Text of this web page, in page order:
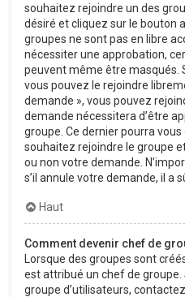
souhaitez rejoindre un des
désiré et cliquez sur le bouton
groupes ne sont pas en libre
nécessiter une approbation,
peuvent même être masqués.
vous pouvez le rejoindre
demande », vous pouvez
demande nécessitera d’être
groupe. Ce dernier pourra
souhaitez rejoindre le groupe
ou non votre demande.
s’il annule votre demande, il a
Haut
Comment devenir chef de
Lorsque des groupes sont
est attribué un chef de groupe.
groupe d’utilisateurs,